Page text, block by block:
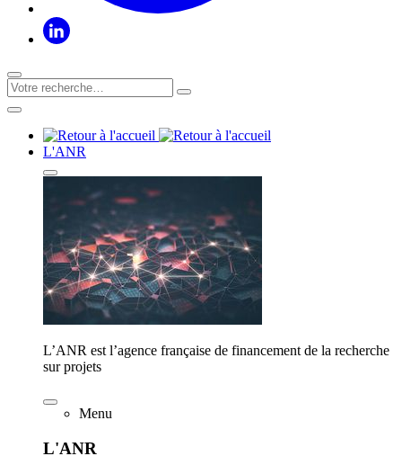
L'ANR
L’ANR est l’agence française de financement de la recherche
sur projets
Menu
L'ANR